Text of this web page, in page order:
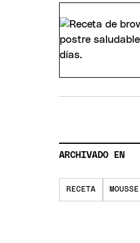
ARCHIVADO EN
RECETA MOUSSE